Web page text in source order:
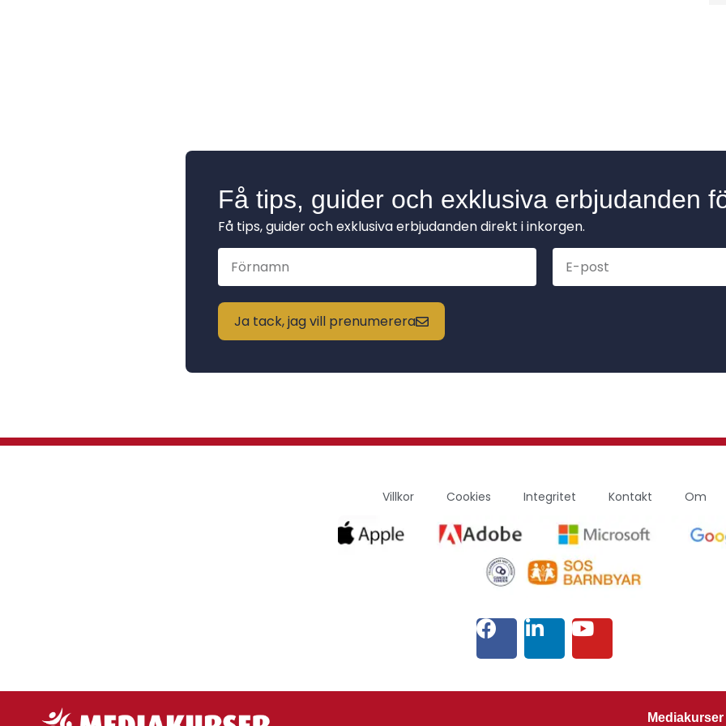
Få tips, guider och exklusiva erbjudanden
Få tips, guider och exklusiva erbjudanden direkt i inkorgen.
Ja tack, jag vill prenumerera
Villkor Cookies Integritet Kontakt Om